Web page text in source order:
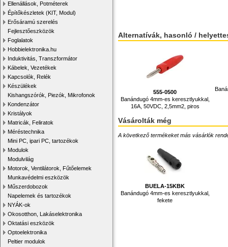
Ellenállások, Potméterek
Építőkészletek (KIT, Modul)
Erősáramú szerelés
Fejlesztőeszközök
Foglalatok
Hobbielektronika.hu
Induktivitás, Transzformátor
Kábelek, Vezetékek
Kapcsolók, Relék
Készülékek
Kishangszórók, Piezók, Mikrofonok
Kondenzátor
Kristályok
Matricák, Feliratok
Méréstechnika
Mini PC, ipari PC, tartozékok
Modulok
Modulvilág
Motorok, Ventilátorok, Fűtőelemek
Munkavédelmi eszközök
Műszerdobozok
Napelemek és tartozékok
NYÁK-ok
Okosotthon, Lakáselektronika
Oktatási eszközök
Optoelektronika
Peltier modulok
Alternatívák, hasonló /
555-0500
Banándugó 4mm-es keresztlyukkal,
16A, 50VDC, 2,5mm2, piros
Vásárolták még
A következő termékeket más vásárlók
BUELA-15KBK
Banándugó 4mm-es keresztlyukkal,
fekete